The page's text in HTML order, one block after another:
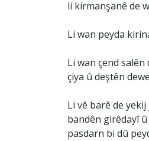
li kirmanşanê de
Li wan peyda
Li wan çend
çiya û deştên
Li vê barê de
bandên girêdayî
pasdarn bi dû